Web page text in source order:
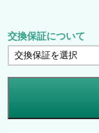
交換保証について